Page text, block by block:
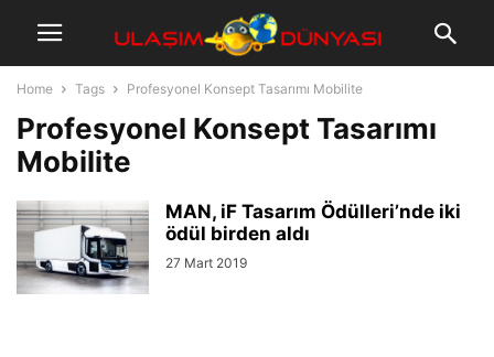
Home Tags Profesyonel Konsept Tasarımı Mobilite
Profesyonel Konsept Tasarımı
Mobilite
MAN, iF Tasarım Ödülleri’nde iki
ödül birden aldı
27 Mart 2019